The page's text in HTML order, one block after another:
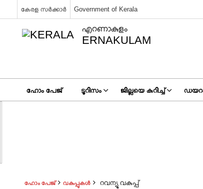
കേരള സർക്കാർ Government of Kerala
എറണാകുളം
ERNAKULAM
ഹോം പേജ് ടൂറിസം ജില്ലയെ കുറിച്ച്
ഹോം പേജ് വകുപ്പുകൾ റവന്യൂ വകുപ്പ്